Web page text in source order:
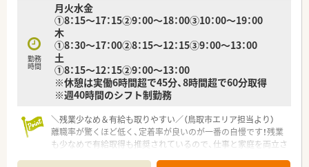
社長のもとで伝統と革新を融合させた経営です。
【職場環境と雰囲気】
■カフェのように開放的で明るい店舗デザインを採用しており
患者様もスタッフもリラックスして過ごせます。
■社内報の発行や写真コンテストの開催など部署の垣根を超え
たコミュニケーションが非常に活発な職場です。
■管理薬剤師の平均年齢は38歳と若く若手からベテランまでが
勤務
時間
月火水金
①8：15～17：15②9：00～18：00③10：00～19：00
木
①8：30～17：00②8：15～12：15③9：00～13：00
土
①8：15～12：15②9：00～13：00
※休憩は実働6時間超で45分、8時間超で60分取得
※週40時間のシフト制勤務
＼残業少なめ＆有給も取りやすい／（鳥取市エリア担当より）
離職率が驚くほど低く、定着率が良いのが一番の自慢です！残業
も少なめで有給取得も推奨されているので、仕事と家庭を両立さ